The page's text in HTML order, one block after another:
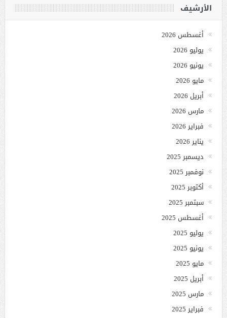
الأرشيف
أغسطس 2026
يوليو 2026
يونيو 2026
مايو 2026
أبريل 2026
مارس 2026
فبراير 2026
يناير 2026
ديسمبر 2025
نوفمبر 2025
أكتوبر 2025
سبتمبر 2025
أغسطس 2025
يوليو 2025
يونيو 2025
مايو 2025
أبريل 2025
مارس 2025
فبراير 2025